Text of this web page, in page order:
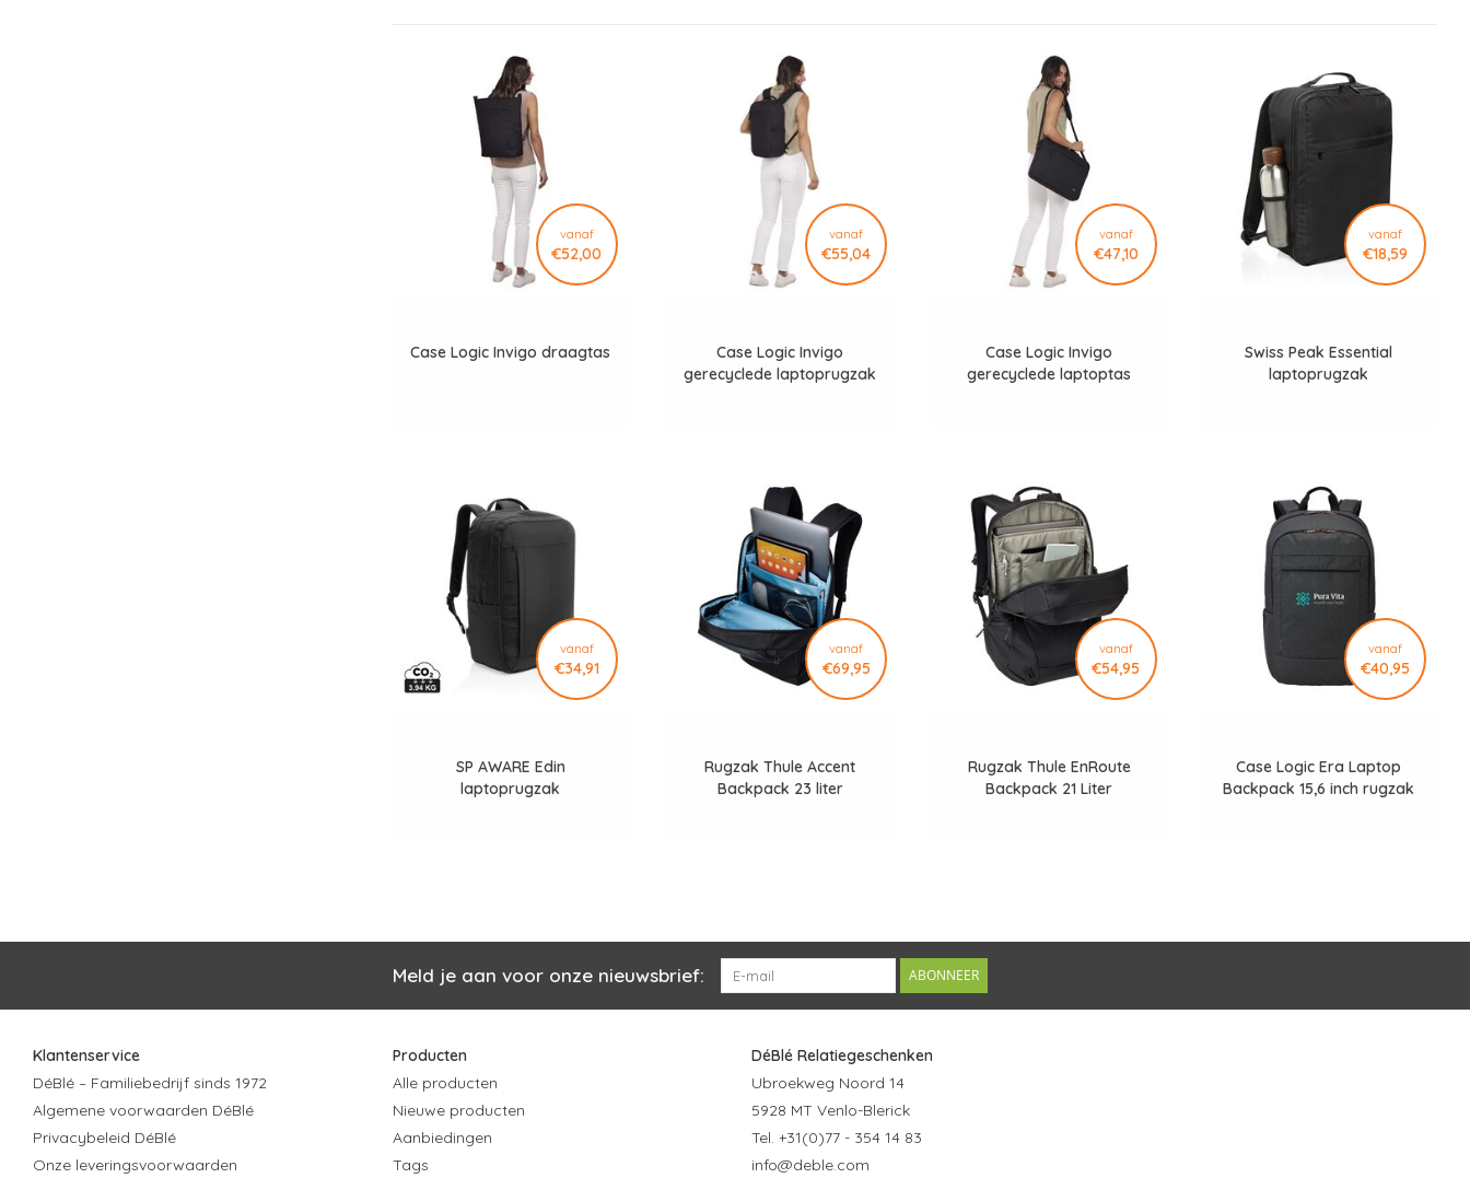
vanaf
€52,00
Case Logic Invigo draagtas
vanaf
€55,04
Case Logic Invigo
gerecyclede laptoprugzak
vanaf
€47,10
Case Logic Invigo
gerecyclede laptoptas
vanaf
€18,59
Swiss Peak Essential
laptoprugzak
vanaf
€34,91
SP AWARE Edin
laptoprugzak
vanaf
€69,95
Rugzak Thule Accent
Backpack 23 liter
vanaf
€54,95
Rugzak Thule EnRoute
Backpack 21 Liter
vanaf
€40,95
Case Logic Era Laptop
Backpack 15,6 inch rugzak
Meld je aan voor onze nieuwsbrief: ABONNEER
Klantenservice
DéBlé – Familiebedrijf sinds 1972
Algemene voorwaarden DéBlé
Privacybeleid DéBlé
Onze leveringsvoorwaarden
Producten
Alle producten
Nieuwe producten
Aanbiedingen
Tags
DéBlé Relatiegeschenken
Ubroekweg Noord 14
5928 MT Venlo-Blerick
Tel. +31(0)77 - 354 14 83
info@deble.com